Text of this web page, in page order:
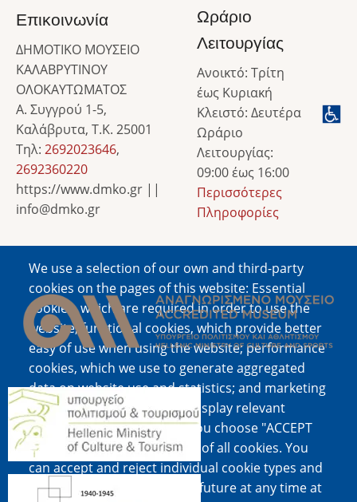
We use a selection of our own and third-party
cookies on the pages of this website: Essential
cookies, which are required in order to use the
website; functional cookies, which provide better
easy of use when using the website; performance
cookies, which we use to generate aggregated
data on website use and statistics; and marketing
cookies, which are used to display relevant
content and advertising. If you choose "ACCEPT
ALL", you consent to the use of all cookies. You
can accept and reject individual cookie types and
revoke your consent for the future at any time at
Επικοινωνία
ΔΗΜΟΤΙΚΟ ΜΟΥΣΕΙΟ
ΚΑΛΑΒΡΥΤΙΝΟΥ
ΟΛΟΚΑΥΤΩΜΑΤΟΣ
Α. Συγγρού 1-5,
Καλάβρυτα, Τ.Κ. 25001
Τηλ: 2692023646,
2692360220
https://www.dmko.gr ||
info@dmko.gr
Ωράριο
Λειτουργίας
Ανοικτό: Τρίτη
έως Κυριακή
Κλειστό: Δευτέρα
Ωράριο
Λειτουργίας:
09:00 έως 16:00
Περισσότερες
Πληροφορίες
Image
Image
Image